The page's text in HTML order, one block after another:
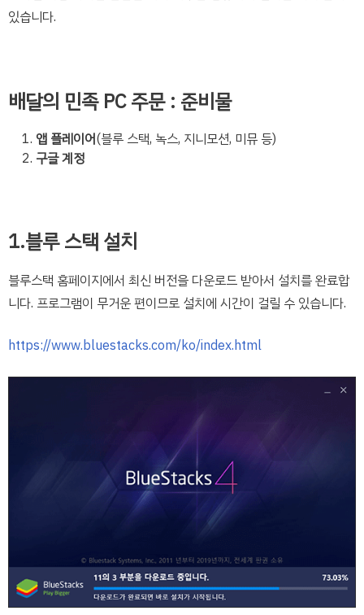
있습니다.
배달의 민족 PC 주문 : 준비물
앱 플레이어(블루 스택, 녹스, 지니모션, 미뮤 등)
구글 계정
1.블루 스택 설치
블루스택 홈페이지에서 최신 버전을 다운로드 받아서 설치를 완료합
니다. 프로그램이 무거운 편이므로 설치에 시간이 걸릴 수 있습니다.
https://www.bluestacks.com/ko/index.html